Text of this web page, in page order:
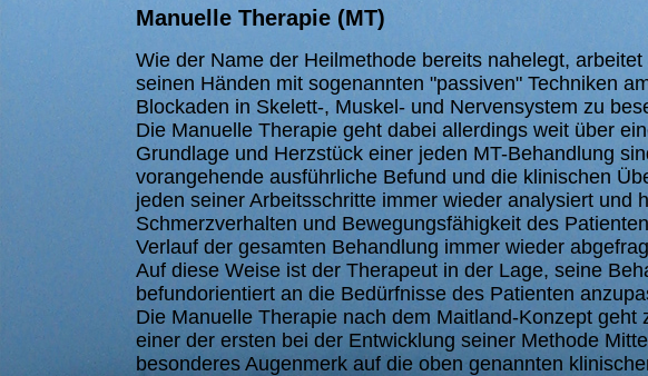
Manuelle Therapie (MT)
Wie der Name der Heilmethode bereits nahelegt,
seinen Händen mit sogenannten "passiven" Techniken
Blockaden in Skelett-, Muskel- und Nervensystem zu
Die Manuelle Therapie geht dabei allerdings weit über
Grundlage und Herzstück einer jeden MT-Behandlung
vorangehende ausführliche Befund und die klinischen
jeden seiner Arbeitsschritte immer wieder analysiert und
Schmerzverhalten und Bewegungsfähigkeit des
Verlauf der gesamten Behandlung immer wieder
Auf diese Weise ist der Therapeut in der Lage, seine
befundorientiert an die Bedürfnisse des Patienten
Die Manuelle Therapie nach dem Maitland-Konzept
einer der ersten bei der Entwicklung seiner Methode
besonderes Augenmerk auf die oben genannten